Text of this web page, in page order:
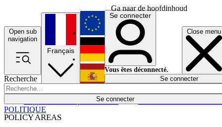
Ga naar de hoofdinhoud
Open sub
navigation
Close menu
Recherche
Se connecter
POLICY AREAS
Économie
Français
English
Deutsch
Español
Se connecter
Vous êtes déconnecté.
Se connecter
POLITIQUE